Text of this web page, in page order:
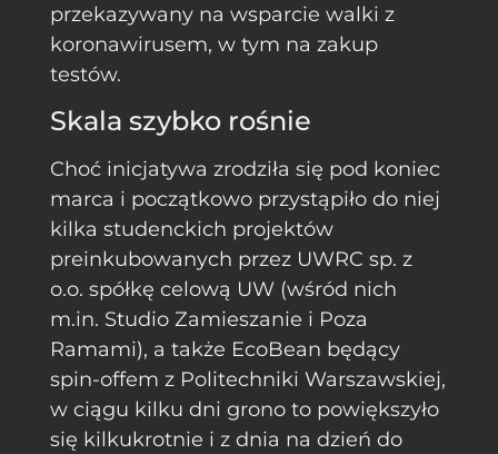
przekazywany na wsparcie walki z
koronawirusem, w tym na zakup
testów.
Skala szybko rośnie
Choć inicjatywa zrodziła się pod koniec
marca i początkowo przystąpiło do niej
kilka studenckich projektów
preinkubowanych przez UWRC sp. z
o.o. spółkę celową UW (wśród nich
m.in. Studio Zamieszanie i Poza
Ramami), a także EcoBean będący
spin-offem z Politechniki Warszawskiej,
w ciągu kilku dni grono to powiększyło
się kilkukrotnie i z dnia na dzień do